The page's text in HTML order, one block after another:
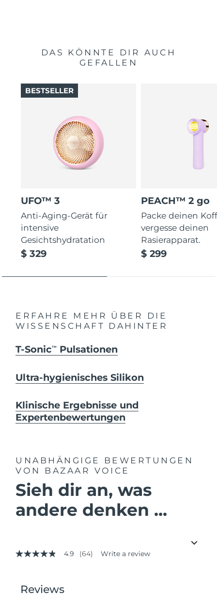
DAS KÖNNTE DIR AUCH
GEFALLEN
UFO™ 3
Anti-Aging-Gerät für
intensive
Gesichtshydratation
$ 329
BESTSELLER
PEACH™ 2 go
Packe deinen
vergesse deinen
Rasierapparat.
$ 299
ERFAHRE MEHR ÜBER DIE
WISSENSCHAFT DAHINTER
T-SonicTM Pulsationen
Ultra-hygienisches Silikon
Klinische Ergebnisse und
Expertenbewertungen
UNABHÄNGIGE BEWERTUNGEN
VON BAZAAR VOICE
Sieh dir an, was
andere denken ...
4.9
stars,
4.9 (64) Write a review